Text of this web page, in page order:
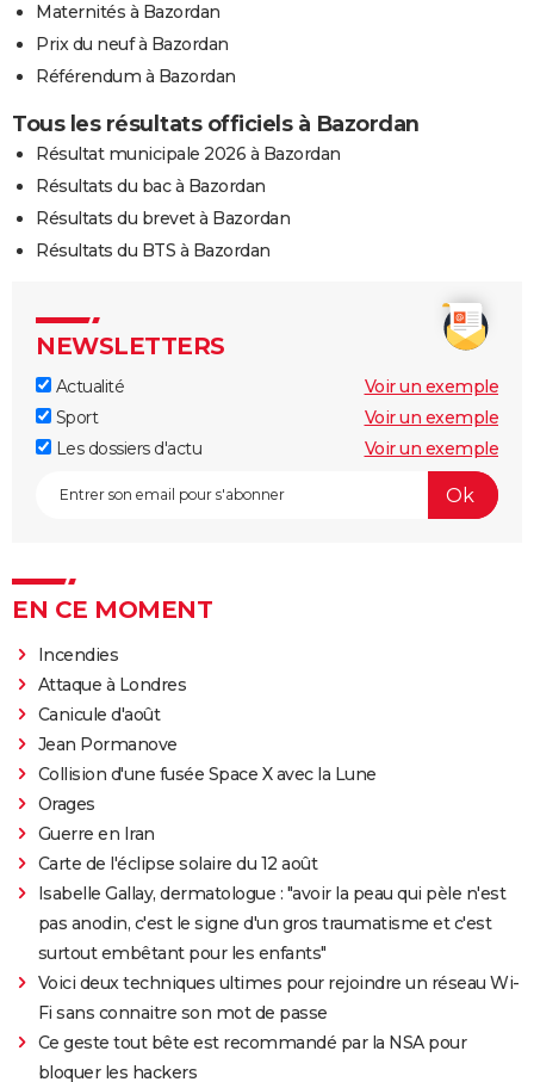
Maternités à Bazordan
Prix du neuf à Bazordan
Référendum à Bazordan
Tous les résultats officiels à Bazordan
Résultat municipale 2026 à Bazordan
Résultats du bac à Bazordan
Résultats du brevet à Bazordan
Résultats du BTS à Bazordan
NEWSLETTERS
Actualité
Voir un exemple
Sport
Voir un exemple
Les dossiers d'actu
Voir un exemple
EN CE MOMENT
Incendies
Attaque à Londres
Canicule d'août
Jean Pormanove
Collision d'une fusée Space X avec la Lune
Orages
Guerre en Iran
Carte de l'éclipse solaire du 12 août
Isabelle Gallay, dermatologue : "avoir la peau qui pèle n'est
pas anodin, c'est le signe d'un gros traumatisme et c'est
surtout embêtant pour les enfants"
Voici deux techniques ultimes pour rejoindre un réseau Wi-
Fi sans connaitre son mot de passe
Ce geste tout bête est recommandé par la NSA pour
bloquer les hackers